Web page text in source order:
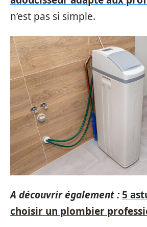
n’est pas si simple.
A découvrir également : 5
choisir un plombier